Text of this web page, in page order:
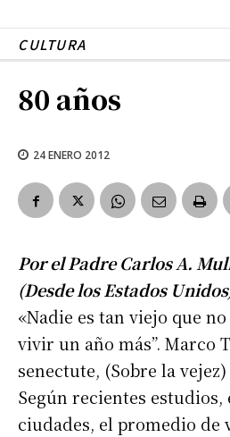
CULTURA
80 años
24 ENERO 2012
Por el Padre Carlos A.
(Desde los Estados
«Nadie es tan viejo que
vivir un año más”. Marco
senectute, (Sobre la vejez)
Según recientes estudios,
ciudades, el promedio de